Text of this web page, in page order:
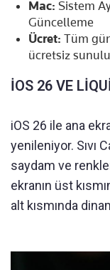
Mac: Sistem
Güncelleme
Ücret: Tüm
ücretsiz
İOS 26 VE
iOS 26 ile ana
yenileniyor. Sıvı
saydam ve
ekranın üst
alt kısmında